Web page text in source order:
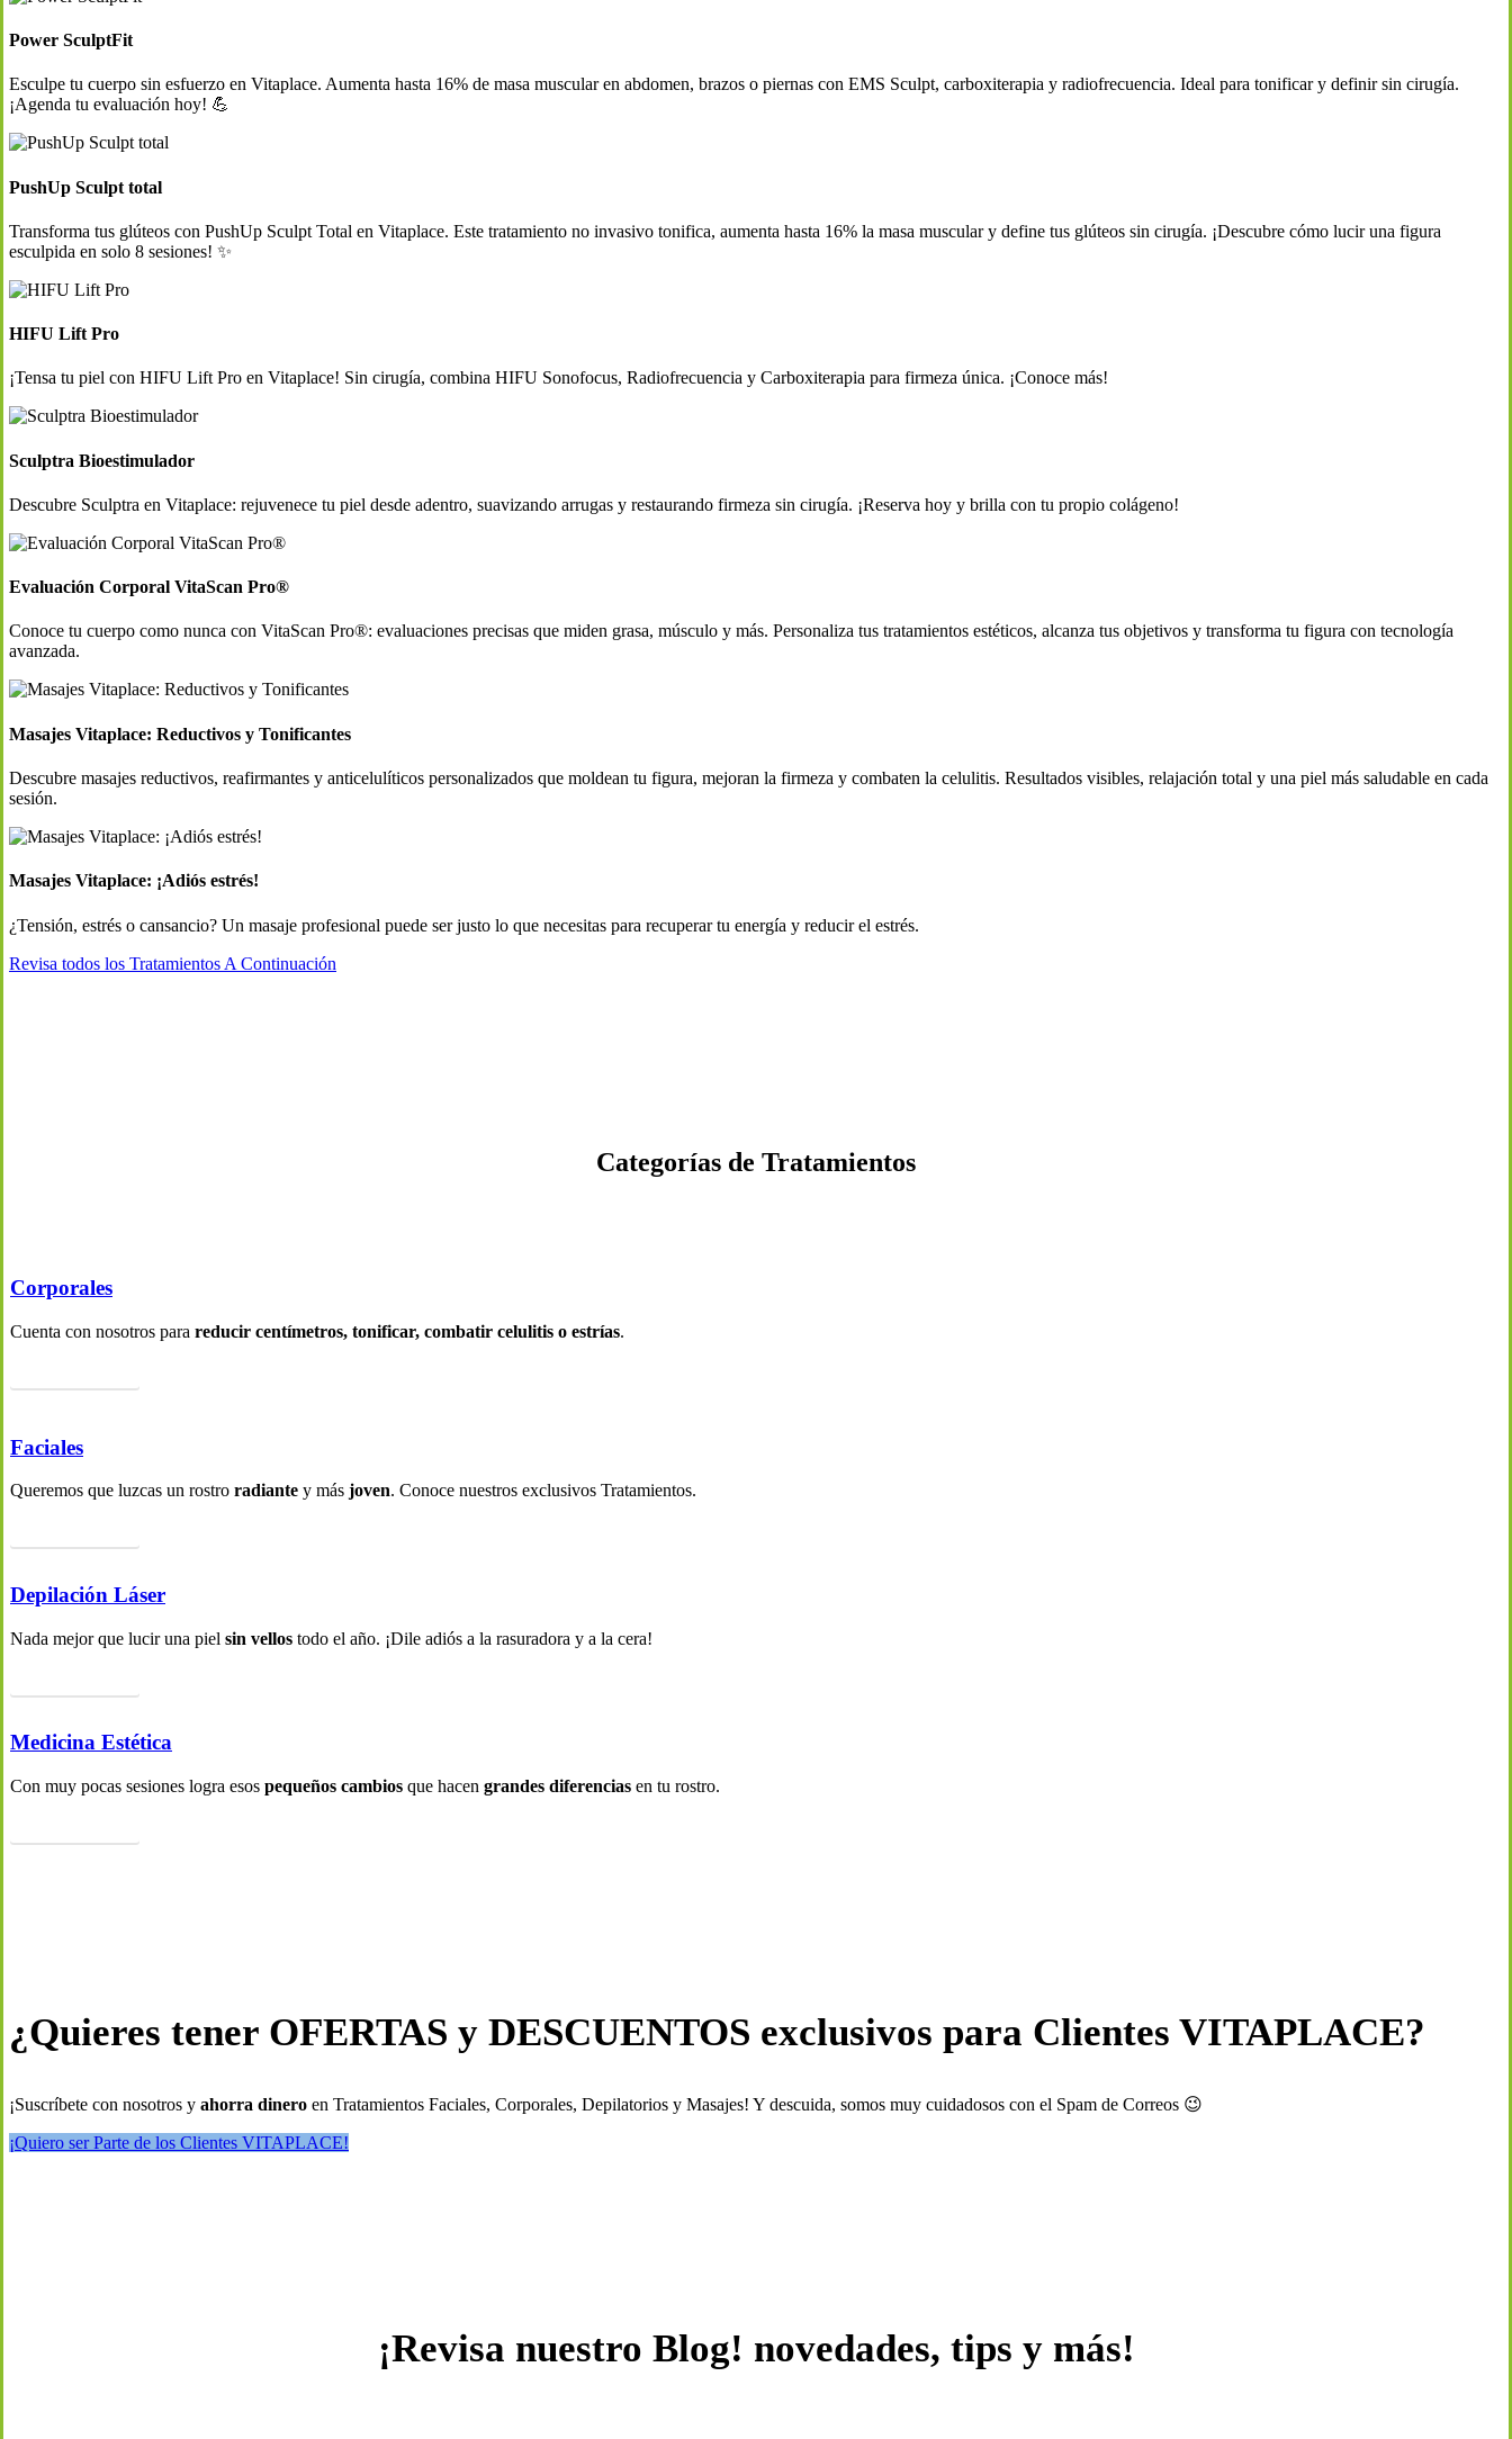
Power SculptFit
Esculpe tu cuerpo sin esfuerzo en Vitaplace. Aumenta hasta 16% de masa muscular en abdomen, brazos o piernas con EMS Sculpt, carboxiterapia y radiofrecuencia. Ideal para tonificar y definir sin cirugía.
¡Agenda tu evaluación hoy! 💪
PushUp Sculpt total
Transforma tus glúteos con PushUp Sculpt Total en Vitaplace. Este tratamiento no invasivo tonifica, aumenta hasta 16% la masa muscular y define tus glúteos sin cirugía. ¡Descubre cómo lucir una figura
esculpida en solo 8 sesiones! ✨
HIFU Lift Pro
¡Tensa tu piel con HIFU Lift Pro en Vitaplace! Sin cirugía, combina HIFU Sonofocus, Radiofrecuencia y Carboxiterapia para firmeza única. ¡Conoce más!
Sculptra Bioestimulador
Descubre Sculptra en Vitaplace: rejuvenece tu piel desde adentro, suavizando arrugas y restaurando firmeza sin cirugía. ¡Reserva hoy y brilla con tu propio colágeno!
Evaluación Corporal VitaScan Pro®
Conoce tu cuerpo como nunca con VitaScan Pro®: evaluaciones precisas que miden grasa, músculo y más. Personaliza tus tratamientos estéticos, alcanza tus objetivos y transforma tu figura con tecnología
avanzada.
Masajes Vitaplace: Reductivos y Tonificantes
Descubre masajes reductivos, reafirmantes y anticelulíticos personalizados que moldean tu figura, mejoran la firmeza y combaten la celulitis. Resultados visibles, relajación total y una piel más saludable en cada
sesión.
Masajes Vitaplace: ¡Adiós estrés!
¿Tensión, estrés o cansancio? Un masaje profesional puede ser justo lo que necesitas para recuperar tu energía y reducir el estrés.
Revisa todos los Tratamientos A Continuación
Categorías de Tratamientos
Corporales
Cuenta con nosotros para reducir centímetros, tonificar, combatir celulitis o estrías.
Faciales
Queremos que luzcas un rostro radiante y más joven. Conoce nuestros exclusivos Tratamientos.
Depilación Láser
Nada mejor que lucir una piel sin vellos todo el año. ¡Dile adiós a la rasuradora y a la cera!
Medicina Estética
Con muy pocas sesiones logra esos pequeños cambios que hacen grandes diferencias en tu rostro.
¿Quieres tener OFERTAS y DESCUENTOS exclusivos para Clientes VITAPLACE?
¡Suscríbete con nosotros y ahorra dinero en Tratamientos Faciales, Corporales, Depilatorios y Masajes! Y descuida, somos muy cuidadosos con el Spam de Correos 😉
¡Quiero ser Parte de los Clientes VITAPLACE!
¡Revisa nuestro Blog! novedades, tips y más!